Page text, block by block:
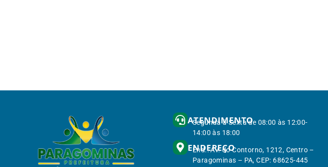
ATENDIMENTO
Segunda à Sexta de 08:00 às 12:00-
14:00 às 18:00
ENDEREÇO
End.: Av. do Contorno, 1212, Centro –
Paragominas – PA, CEP: 68625-445